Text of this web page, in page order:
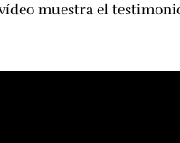
muestra el